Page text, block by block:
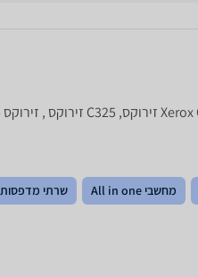
מחשבי All in one שרתי מדפסות